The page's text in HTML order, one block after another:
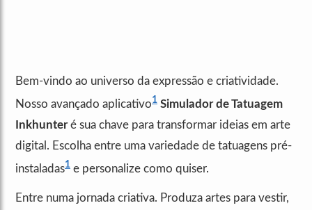
Bem-vindo ao universo da expressão e criatividade.
Nosso avançado aplicativo1 Simulador de Tatuagem
Inkhunteré sua chave para transformar ideias em arte
digital. Escolha entre uma variedade de tatuagens pré-
instaladas1 e personalize como quiser.
Entre numa jornada criativa. Produza artes para vestir,